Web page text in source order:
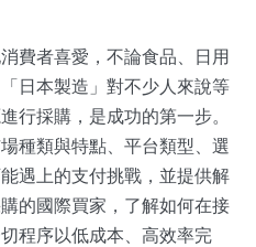
費者喜愛，不論食品、日用
日本製造」對不少人來說等
行採購，是成功的第一步。
種類與特點、平台類型、選
遇上的支付挑戰，並提供解
的國際買家，了解如何在接
程序以低成本、高效率完